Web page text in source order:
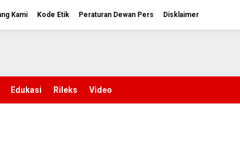
Kami Kode Etik Peraturan Dewan Pers Disklaimer
Edukasi Rileks Video